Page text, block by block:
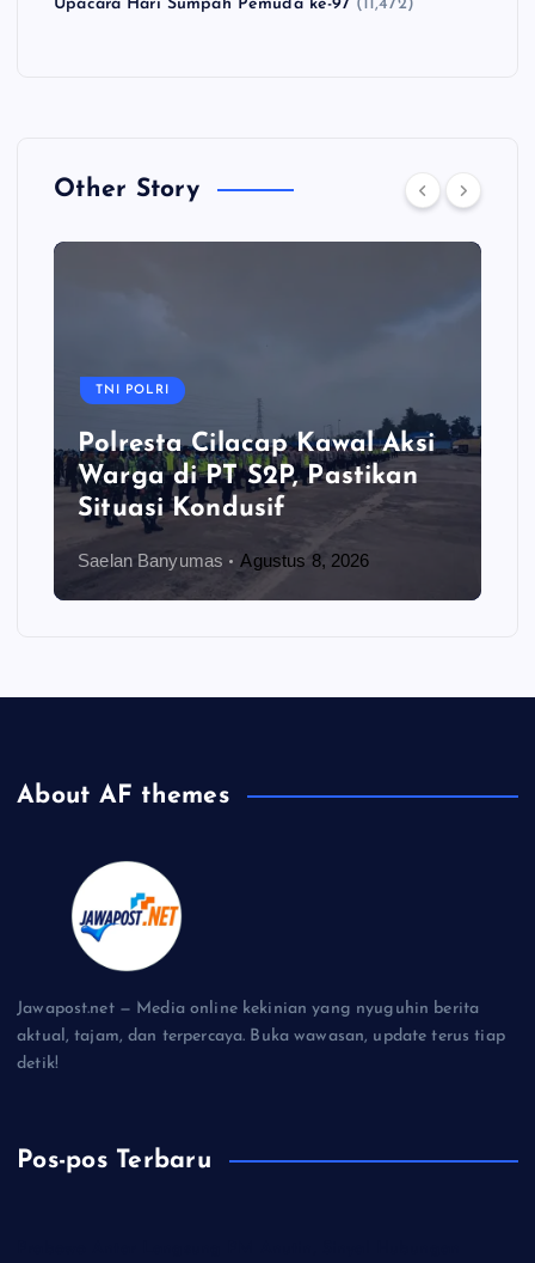
Upacara Hari Sumpah Pemuda ke-97 (11,472)
Other Story
TNI POLRI
Polresta Cilacap Kawal Aksi
Warga di PT S2P, Pastikan
Situasi Kondusif
Saelan Banyumas Agustus 8, 2026
About AF themes
Jawapost.net — Media online kekinian yang nyuguhin berita
aktual, tajam, dan terpercaya. Buka wawasan, update terus tiap
detik!
Pos-pos Terbaru